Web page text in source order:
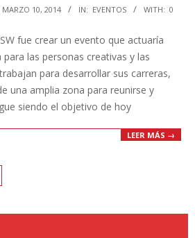
MARZO 10, 2014 IN: EVENTOS WITH: 0
fue crear un evento que actuaría
las personas creativas y las
para desarrollar sus carreras,
una amplia zona para reunirse y
siendo el objetivo de hoy
LEER MÁS →